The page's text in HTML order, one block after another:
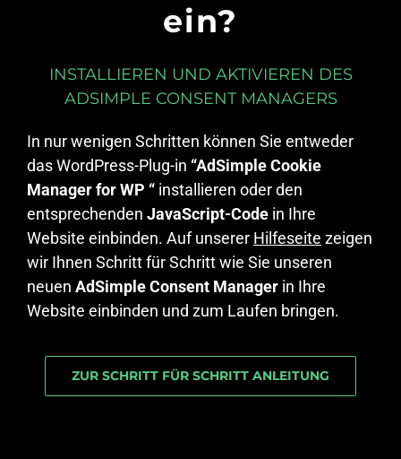
ein?
INSTALLIEREN UND AKTIVIEREN DES
ADSIMPLE CONSENT MANAGERS
In nur wenigen Schritten können Sie entweder
das WordPress-Plug-in “AdSimple Cookie
Manager for WP “ installieren oder den
entsprechenden JavaScript-Code in Ihre
Website einbinden. Auf unserer Hilfeseite zeigen
wir Ihnen Schritt für Schritt wie Sie unseren
neuen AdSimple Consent Manager in Ihre
Website einbinden und zum Laufen bringen.
ZUR SCHRITT FÜR SCHRITT ANLEITUNG